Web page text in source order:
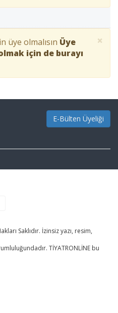
×
üye olmalısın Üye
için de burayı
E-Bülten Üyeliği
Saklıdır. İzinsiz yazı, resim,
TİYATRONLİNE bu